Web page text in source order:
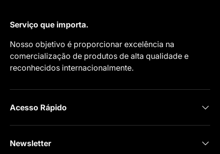
Serviço que importa.
Nosso objetivo é proporcionar excelência na
comercialização de produtos de alta qualidade e
reconhecidos internacionalmente.
Acesso Rápido
Newsletter